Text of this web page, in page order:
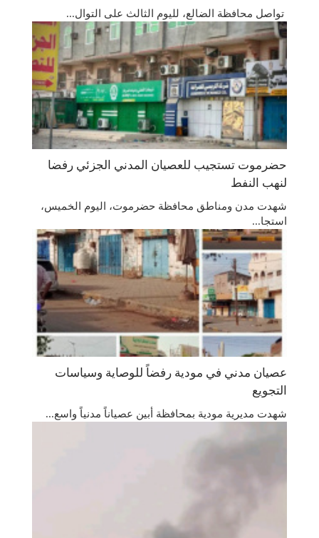
تواصل محافظة الضالع، لليوم الثالث على التوال...
حضرموت تستجيب للعصيان المدني الجزئي رفضا
لنهب النفط
شهدت مدن ومناطق محافظة حضرموت، اليوم الخميس،
استجا...
عصيان مدني في مودية رفضاً للوصاية وسياسات
التجويع
شهدت مديرية مودية بمحافظة أبين عصياناً مدنياً واسع...